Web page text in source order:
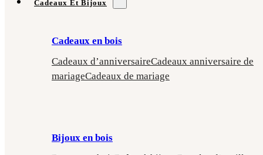
Cadeaux Et Bijoux
Cadeaux en bois
Cadeaux d’anniversaireCadeaux anniversaire de
mariageCadeaux de mariage
Bijoux en bois